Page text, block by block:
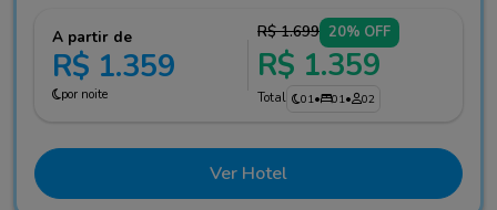
A partir de
R$ 1.359
por noite
R$ 1.699 20% OFF
R$ 1.359
Total 01• 01• 02
Ver Hotel